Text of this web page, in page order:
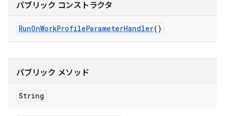
パブリック コンストラクタ
RunOnWorkProfileParameterHandler()
パブリック メソッド
String